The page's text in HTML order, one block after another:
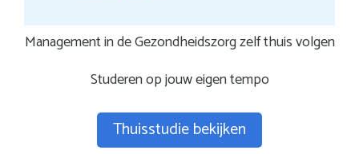
Management in de Gezondheidszorg zelf thuis volgen
Studeren op jouw eigen tempo
Thuisstudie bekijken